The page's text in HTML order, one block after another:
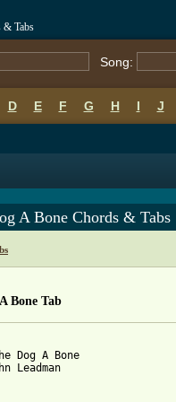
& Tabs
Song:
D E F G H I J
A Bone Chords & Tabs
Bone Tab
Dog A Bone
Leadman